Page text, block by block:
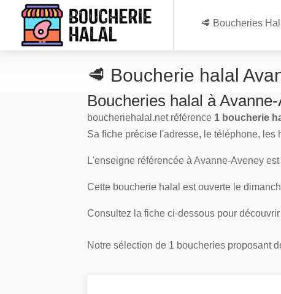
🥩 Boucheries
🥩 Boucherie halal
Boucheries halal à
boucheriehalal.net référence 1 boucherie
Sa fiche précise l'adresse, le téléphone,
L'enseigne référencée à Avanne-Aveney est
Cette boucherie halal est ouverte le
Consultez la fiche ci-dessous pour
Notre sélection de 1 boucheries proposant